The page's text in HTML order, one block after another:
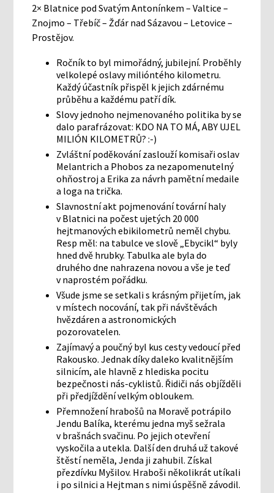
2× Blatnice pod Svatým Antonínkem – Valtice –
Znojmo – Třebíč – Žďár nad Sázavou – Letovice –
Prostějov.
Ročník to byl mimořádný, jubilejní. Proběhly
velkolepé oslavy milióntého kilometru.
Každý účastník přispěl k jejich zdárnému
průběhu a každému patří dík.
Slovy jednoho nejmenovaného politika by se
dalo parafrázovat: KDO NA TO MÁ, ABY UJEL
MILIÓN KILOMETRŮ? :-)
Zvláštní poděkování zaslouží komisaři oslav
Melantrich a Phobos za nezapomenutelný
ohňostroj a Erika za návrh pamětní medaile
a loga na trička.
Slavnostní akt pojmenování tovární haly
v Blatnici na počest ujetých 20 000
hejtmanových ebikilometrů neměl chybu.
Resp měl: na tabulce ve slově „Ebycikl“ byly
hned dvě hrubky. Tabulka ale byla do
druhého dne nahrazena novou a vše je teď
v naprostém pořádku.
Všude jsme se setkali s krásným přijetím, jak
v místech nocování, tak při návštěvách
hvězdáren a astronomických
pozorovatelen.
Zajímavý a poučný byl kus cesty vedoucí před
Rakousko. Jednak díky daleko kvalitnějším
silnicím, ale hlavně z hlediska pocitu
bezpečnosti nás-cyklistů. Řidiči nás objížděli
při předjíždění velkým obloukem.
Přemnožení hrabošů na Moravě potrápilo
Jendu Balíka, kterému jedna myš sežrala
v brašnách svačinu. Po jejich otevření
vyskočila a utekla. Další den druhá už takové
štěstí neměla, Jenda ji zahubil. Získal
přezdívku Myšilov. Hraboši několikrát utíkali
i po silnici a Hejtman s nimi úspěšně závodil.